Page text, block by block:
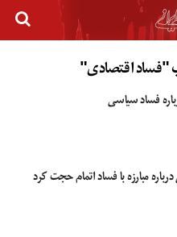
"فساد اقتصادی"
فساد سیاسی
مبارزه با فساد اتمام حجت کرد